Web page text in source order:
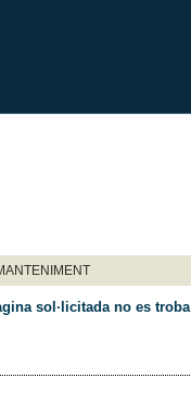
sol·licitada no es